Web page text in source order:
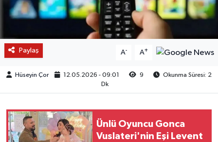
Paylaş A- A+
Hüseyin Çor 12.05.2026 - 09:01 9
Okunma Süresi: 2
Dk
Ünlü Oyuncu Gonca
Vuslateri'nin Eşi Levent